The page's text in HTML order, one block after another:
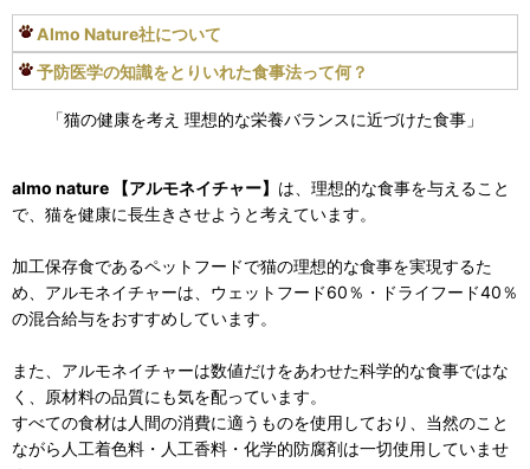
Almo Nature社について
予防医学の知識をとりいれた食事法って何？
「猫の健康を考え 理想的な栄養バランスに近づけた食事」
almo nature 【アルモネイチャー】 は、理想的な食事を与えること
で、猫を健康に長生きさせようと考えています。
加工保存食であるペットフードで猫の理想的な食事を実現するた
め、アルモネイチャーは、ウェットフード60％・ドライフード40％
の混合給与をおすすめしています。
また、アルモネイチャーは数値だけをあわせた科学的な食事ではな
く、原材料の品質にも気を配っています。
すべての食材は人間の消費に適うものを使用しており、当然のこと
ながら人工着色料・人工香料・化学的防腐剤は一切使用していませ